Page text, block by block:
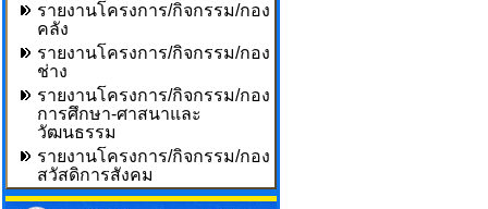
รายงานโครงการ/กิจกรรม/กอง
คลัง
รายงานโครงการ/กิจกรรม/กอง
ช่าง
รายงานโครงการ/กิจกรรม/กอง
การศึกษา-ศาสนาและ
วัฒนธรรม
รายงานโครงการ/กิจกรรม/กอง
สวัสดิการสังคม